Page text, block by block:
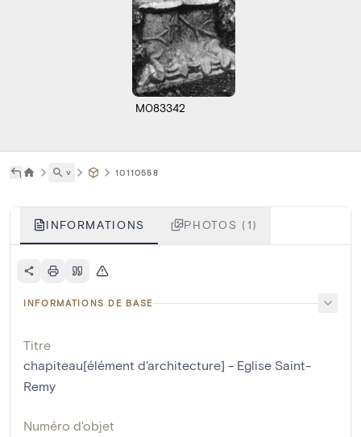
M083342
˅ 10110558
INFORMATIONS PHOTOS (1)
INFORMATIONS DE BASE
Titre
chapiteau[élément d'architecture] - Eglise Saint-
Remy
Numéro d'objet